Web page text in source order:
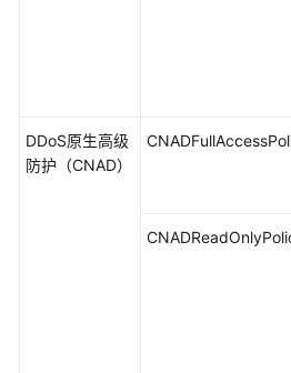
DDoS原生高级
防护（CNAD）